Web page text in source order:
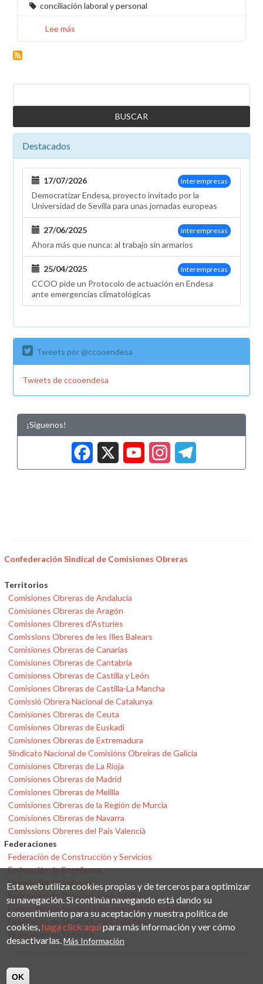
conciliación laboral y personal
Lee más
de
trabajadores
turno
Destacados
Interempresas
17/07/2026
Democratizar Endesa, proyecto invitado por la
Universidad de Sevilla para unas jornadas europeas
Interempresas
27/06/2025
Ahora más que nunca: al trabajo sin armarios
Interempresas
25/04/2025
CCOO pide un Protocolo de actuación en Endesa
ante emergencias climatológicas
Tweets por @ccooendesa
Tweets de ccooendesa
¡Síguenos!
Facebook
X
Confederación Sindical de Comisiones Obreras
Territorios
Comisiones Obreras de Andalucía
Comisiones Obreras de Aragón
Comisiones Obreres d'Asturies
Comissions Obreres de les Illes Balears
Comisiones Obreras de Canarias
Comisiones Obreras de Cantabria
Comisiones Obreras de Castilla y León
Comisiones Obreras de Castilla-La Mancha
Comissió Obrera Nacional de Catalunya
Comisiones Obreras de Ceuta
Comisiones Obreras de Euskadi
Comisiones Obreras de Extremadura
Sindicato Nacional de Comisións Obreiras de Galicia
Comisiones Obreras de La Rioja
Comisiones Obreras de Madrid
Comisiones Obreras de Melilla
Comisiones Obreras de la Región de Murcia
Comisiones Obreras de Navarra
Comissions Obreres del País Valencià
Federaciones
Federación de Construcción y Servicios
Federación de Enseñanza
Federación de Industria
Federación de Pensionistas y Jubilados
Federación de Sanidad y Sectores Sociosanitarios
Federación de Servicios a la Ciudadanía
Federación de Servicios
Esta web utiliza cookies propias y de terceros para optimizar
su navegación. Si continúa navegando está dando su
consentimiento para su aceptación y nuestra política de
cookies,haga click aqui para más información y ver cómo
desactivarlas.Más Información
OK